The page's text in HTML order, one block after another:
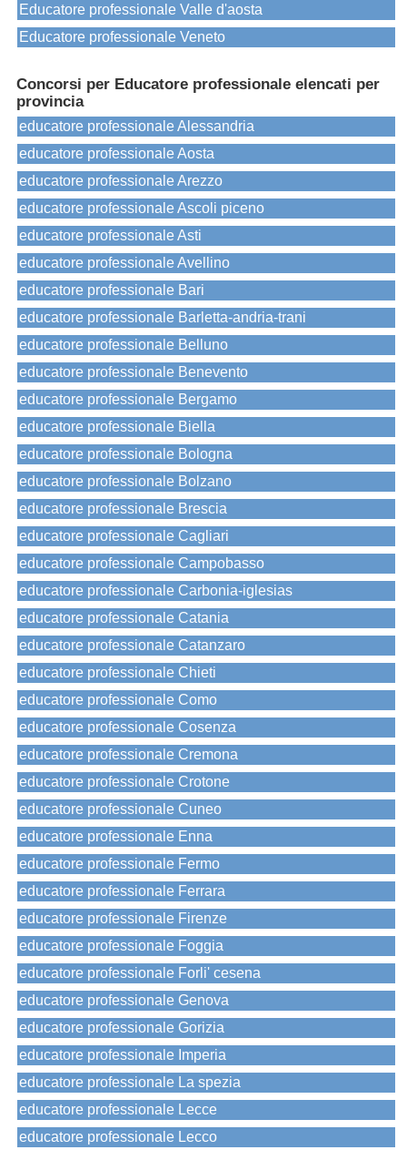
Educatore professionale Valle d'aosta
Educatore professionale Veneto
Concorsi per Educatore professionale elencati per
provincia
educatore professionale Alessandria
educatore professionale Aosta
educatore professionale Arezzo
educatore professionale Ascoli piceno
educatore professionale Asti
educatore professionale Avellino
educatore professionale Bari
educatore professionale Barletta-andria-trani
educatore professionale Belluno
educatore professionale Benevento
educatore professionale Bergamo
educatore professionale Biella
educatore professionale Bologna
educatore professionale Bolzano
educatore professionale Brescia
educatore professionale Cagliari
educatore professionale Campobasso
educatore professionale Carbonia-iglesias
educatore professionale Catania
educatore professionale Catanzaro
educatore professionale Chieti
educatore professionale Como
educatore professionale Cosenza
educatore professionale Cremona
educatore professionale Crotone
educatore professionale Cuneo
educatore professionale Enna
educatore professionale Fermo
educatore professionale Ferrara
educatore professionale Firenze
educatore professionale Foggia
educatore professionale Forli' cesena
educatore professionale Genova
educatore professionale Gorizia
educatore professionale Imperia
educatore professionale La spezia
educatore professionale Lecce
educatore professionale Lecco